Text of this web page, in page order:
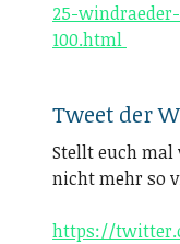
25-
100.html
Tweet der
Stellt euch mal
nicht mehr so
https://